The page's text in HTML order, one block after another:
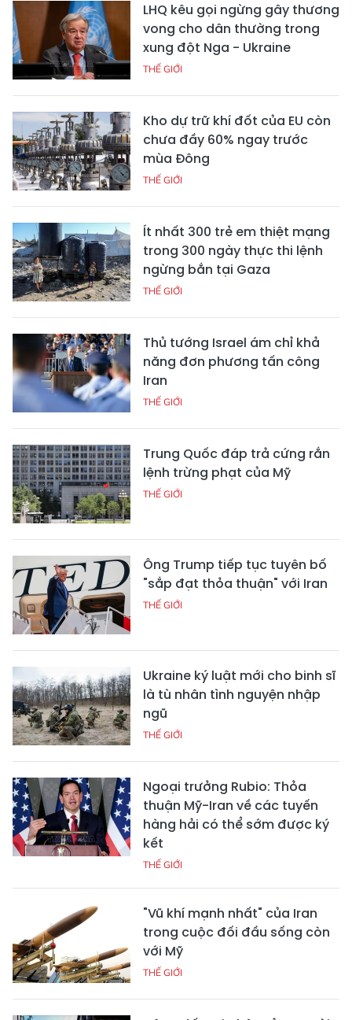
LHQ kêu gọi ngừng gây thương
vong cho dân thường trong
xung đột Nga - Ukraine
THẾ GIỚI
Kho dự trữ khí đốt của EU còn
chưa đầy 60% ngay trước
mùa Đông
THẾ GIỚI
Ít nhất 300 trẻ em thiệt mạng
trong 300 ngày thực thi lệnh
ngừng bắn tại Gaza
THẾ GIỚI
Thủ tướng Israel ám chỉ khả
năng đơn phương tấn công
Iran
THẾ GIỚI
Trung Quốc đáp trả cứng rắn
lệnh trừng phạt của Mỹ
THẾ GIỚI
Ông Trump tiếp tục tuyên bố
"sắp đạt thỏa thuận" với Iran
THẾ GIỚI
Ukraine ký luật mới cho binh sĩ
là tù nhân tình nguyện nhập
ngũ
THẾ GIỚI
Ngoại trưởng Rubio: Thỏa
thuận Mỹ-Iran về các tuyến
hàng hải có thể sớm được ký
kết
THẾ GIỚI
"Vũ khí mạnh nhất" của Iran
trong cuộc đối đầu sống còn
với Mỹ
THẾ GIỚI